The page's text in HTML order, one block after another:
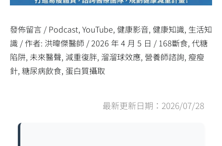
發佈留言 / Podcast, YouTube, 健康影音, 健康知識, 生活知
識 / 作者: 洪暐傑醫師 /2026 年 4 月 5 日 / 168斷食, 代糖
陷阱, 未來醫聲, 減重復胖, 溜溜球效應, 營養師諮詢, 瘦瘦
針, 糖尿病飲食, 蛋白質攝取
最新更新日期：2026/07/28